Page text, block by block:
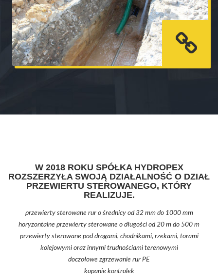
W 2018 ROKU SPÓŁKA HYDROPEX
ROZSZERZYŁA SWOJĄ DZIAŁALNOŚĆ O DZIAŁ
PRZEWIERTU STEROWANEGO, KTÓRY
REALIZUJE.
przewierty sterowane rur o średnicy od 32 mm do 1000 mm
horyzontalne przewierty sterowane o długości od 20 m do 500 m
przewierty sterowane pod drogami, chodnikami, rzekami, torami
kolejowymi oraz innymi trudnościami terenowymi
doczołowe zgrzewanie rur PE
kopanie kontrolek